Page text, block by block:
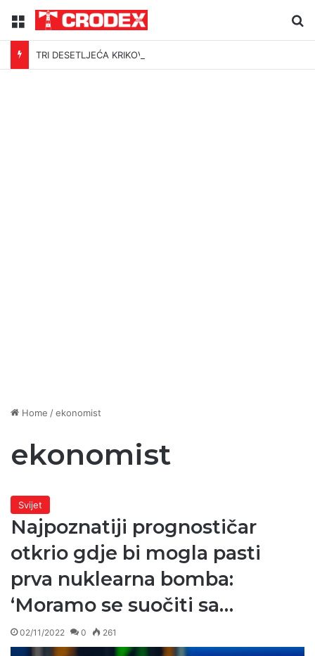
Menu
TRI DESETLJEĆA KRIKOVA OČAJNIKA
Home /ekonomist
ekonomist
Svijet
Najpoznatiji prognostičar
otkrio gdje bi mogla pasti
prva nuklearna bomba:
‘Moramo se suočiti sa…
02/11/2022 0 261